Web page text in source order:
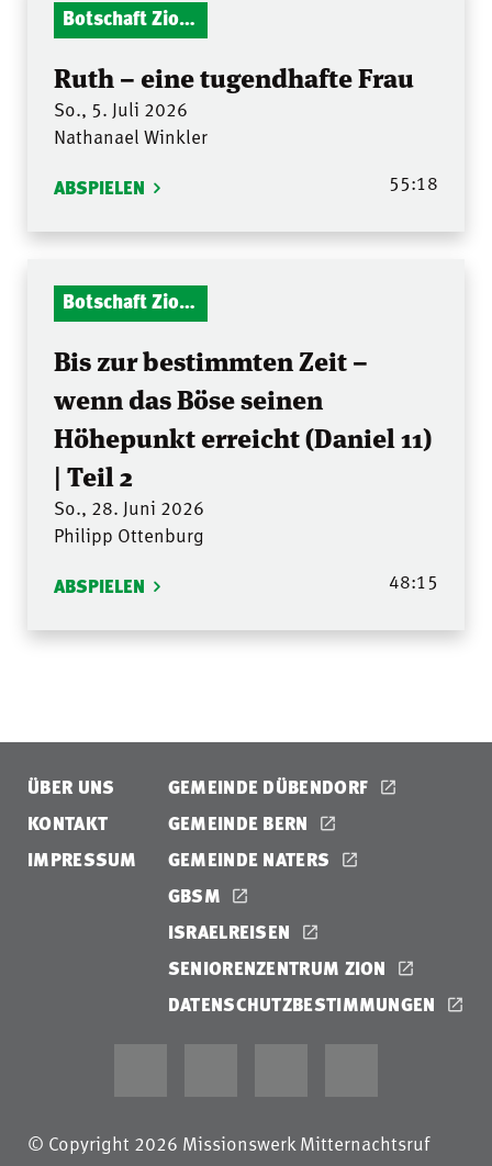
Botschaft Zionshalle
Ruth – eine tugendhafte Frau
So., 5. Juli 2026
Nathanael Winkler
ABSPIELEN 55:18
Botschaft Zionshalle
Bis zur bestimmten Zeit –
wenn das Böse seinen
Höhepunkt erreicht (Daniel 11)
| Teil 2
So., 28. Juni 2026
Philipp Ottenburg
ABSPIELEN 48:15
ÜBER UNS
KONTAKT
IMPRESSUM
GEMEINDE DÜBENDORF
GEMEINDE BERN
GEMEINDE NATERS
GBSM
ISRAELREISEN
SENIORENZENTRUM ZION
DATENSCHUTZBESTIMMUNGEN
© Copyright 2026 Missionswerk Mitternachtsruf